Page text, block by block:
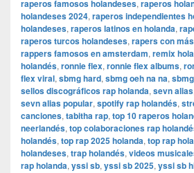
raperos famosos holandeses, raperos
holandeses 2024, raperos independientes
holandeses, raperos latinos en holanda,
raperos turcos holandeses, rapers con
rappers famosos en amsterdam, remix
holandés, ronnie flex, ronnie flex albums,
flex viral, sbmg hard, sbmg oeh na na,
sellos discográficos rap holanda, sevn alias
sevn alias popular, spotify rap holandés,
canciones, tabitha rap, top 10 raperos
neerlandés, top colaboraciones rap
holandés, top rap 2025 holanda, top rap
holandeses, trap holandés, videos
rap holanda, yssi sb, yssi sb 2025, yssi sb